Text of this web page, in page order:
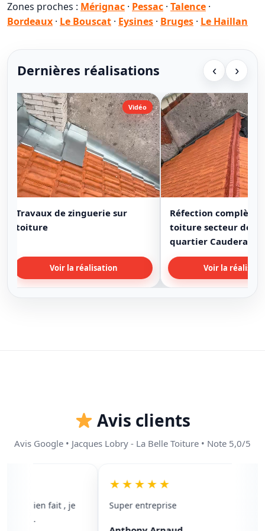
Zones proches : Mérignac · Pessac · Talence ·
Bordeaux · Le Bouscat · Eysines · Bruges · Le Haillan
Dernières réalisations ‹ ›
Vidéo
Travaux de zinguerie sur
toiture
Voir la réalisation
Réfection complète
toiture secteur de
quartier Cauderan
Voir la
Avis clients
Avis Google • Jacques Lobry - La Belle Toiture • Note 5,0/5
bien fait , je
★★★★★
Super entreprise